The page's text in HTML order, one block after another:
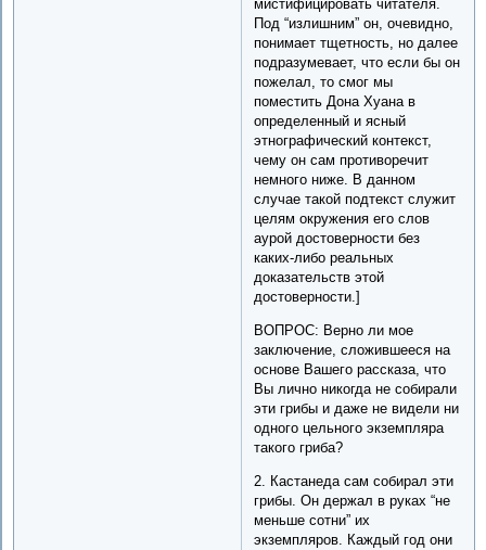
мистифицировать читателя.
Под “излишним” он, очевидно,
понимает тщетность, но далее
подразумевает, что если бы он
пожелал, то смог мы
поместить Дона Хуана в
определенный и ясный
этнографический контекст,
чему он сам противоречит
немного ниже. В данном
случае такой подтекст служит
целям окружения его слов
аурой достоверности без
каких-либо реальных
доказательств этой
достоверности.]
ВОПРОС: Верно ли мое
заключение, сложившееся на
основе Вашего рассказа, что
Вы лично никогда не собирали
эти грибы и даже не видели ни
одного цельного экземпляра
такого гриба?
2. Кастанеда сам собирал эти
грибы. Он держал в руках “не
меньше сотни” их
экземпляров. Каждый год они